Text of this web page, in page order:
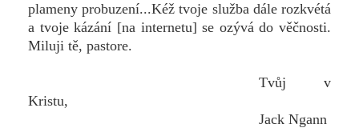
plameny probuzení...Kéž tvoje služba dále rozkvétá
a tvoje kázání [na internetu] se ozývá do věčnosti.
Miluji tě, pastore.
Tvůj v
Kristu,
Jack Ngann